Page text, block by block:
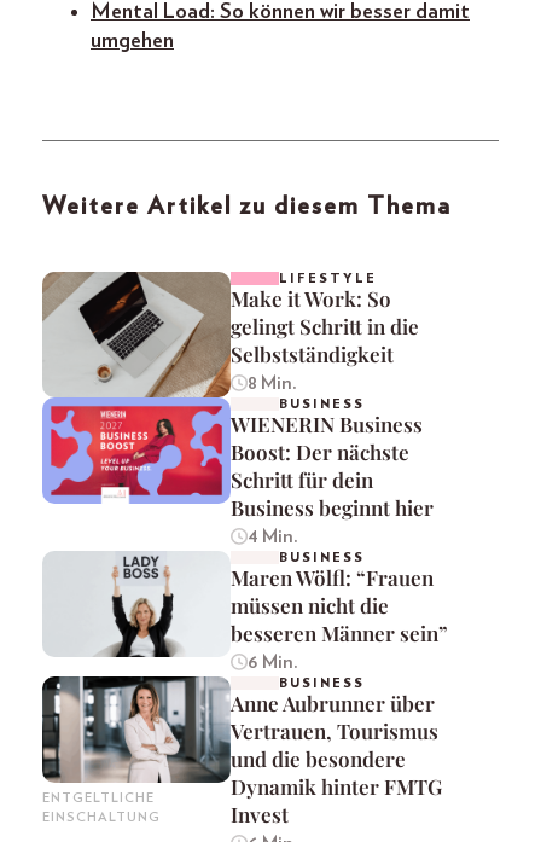
Mental Load: So können wir besser damit
umgehen
Weitere Artikel zu diesem Thema
LIFESTYLE
Make it Work: So
gelingt Schritt in die
Selbstständigkeit
8 Min.
BUSINESS
WIENERIN Business
Boost: Der nächste
Schritt für dein
Business beginnt hier
4 Min.
BUSINESS
Maren Wölfl: “Frauen
müssen nicht die
besseren Männer sein”
6 Min.
ENTGELTLICHE
EINSCHALTUNG
BUSINESS
Anne Aubrunner über
Vertrauen, Tourismus
und die besondere
Dynamik hinter FMTG
Invest